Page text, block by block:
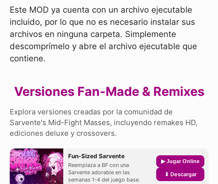
Este MOD ya cuenta con un archivo ejecutable
incluido, por lo que no es necesario instalar sus
archivos en ninguna carpeta. Simplemente
descomprímelo y abre el archivo ejecutable que
contiene.
Versiones Fan-Made & Remixes
Explora versiones creadas por la comunidad de
Sarvente's Mid-Fight Masses, incluyendo remakes HD,
ediciones deluxe y crossovers.
Fun-Sized Sarvente
Reemplaza a BF con una
Sarvente adorable en las
semanas 1-4 del juego base.
▶ Jugar Online
⬇ Descargar